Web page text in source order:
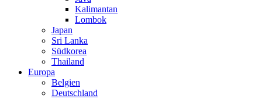
Kalimantan
Lombok
Japan
Sri Lanka
Südkorea
Thailand
Europa
Belgien
Deutschland